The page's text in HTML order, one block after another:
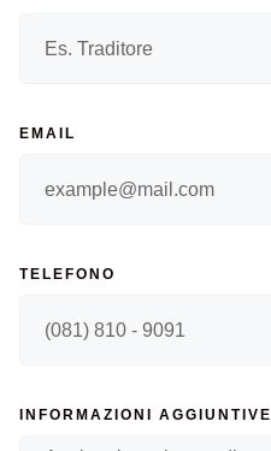
EMAIL
TELEFONO
INFORMAZIONI AGGIUNTIVE